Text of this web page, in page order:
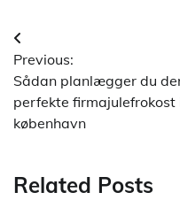
Previous:
Sådan planlægger du
perfekte firmajulefrokost
københavn
Related Posts